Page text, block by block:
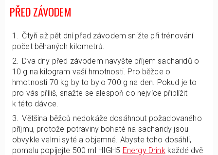
PŘED ZÁVODEM
Čtyři až pět dní před závodem snižte při trénování
počet běhaných kilometrů.
Dva dny před závodem navyšte příjem sacharidů o
10 g na kilogram vaší hmotnosti. Pro běžce o
hmotnosti 70 kg by to bylo 700 g na den. Pokud je to
pro vás příliš, snažte se alespoň co nejvíce přiblížit
k této dávce.
Většina běžců nedokáže dosáhnout požadovaného
příjmu, protože potraviny bohaté na sacharidy jsou
obvykle velmi syté a objemné. Abyste toho dosáhli,
pomalu popíjejte 500 ml HIGH5 Energy Drinkkaždé dvě